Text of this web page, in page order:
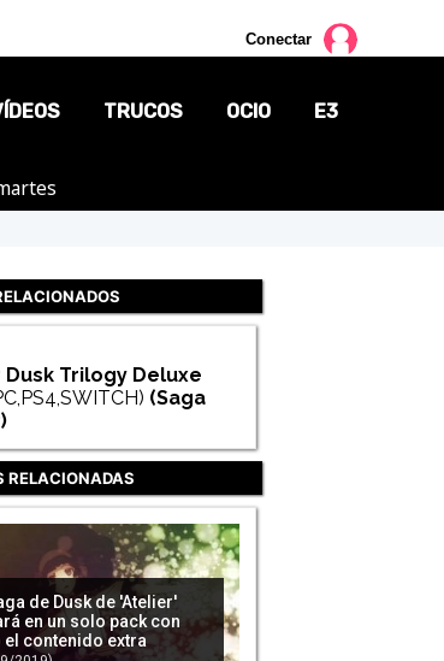
Conectar
TRUCOS OCIO E3
Trilogy Deluxe
(Saga
)
RELACIONADAS
de Dusk de 'Atelier'
en un solo pack con
contenido extra